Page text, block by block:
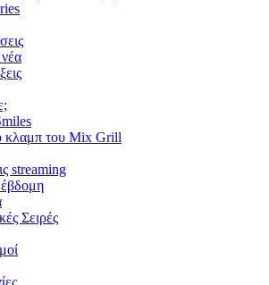
κλαμπ του Mix Grill
streaming
έβδομη
Σειρές